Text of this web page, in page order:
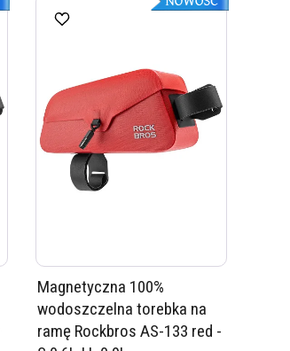
Magnetyczna 100%
wodoszczelna torebka na
ramę Rockbros AS-133 red -